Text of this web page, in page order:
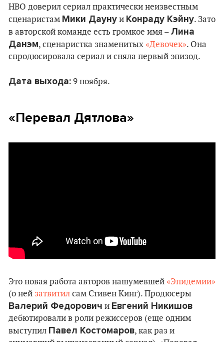
HBO доверил сериал практически неизвестным
сценаристам Мики Дауну и Конраду Кэйну. Зато
в авторской команде есть громкое имя – Лина
Данэм, сценаристка знаменитых «Девочек». Она
спродюсировала сериал и сняла первый эпизод.
Дата выхода: 9 ноября.
«Перевал Дятлова»
Это новая работа авторов нашумевшей «Эпидемии»
(о ней затвитил сам Стивен Кинг). Продюсеры
Валерий Федорович и Евгений Никишов
дебютировали в роли режиссеров (еще одним
выступил Павел Костомаров, как раз и